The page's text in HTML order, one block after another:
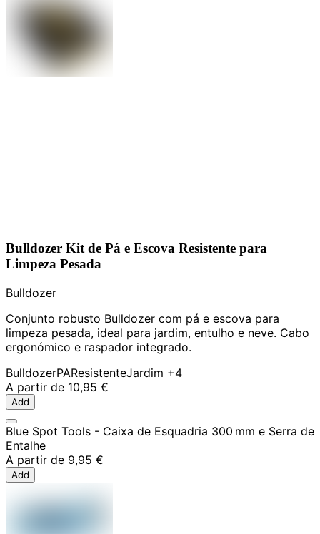
Bulldozer Kit de Pá e Escova Resistente para
Limpeza Pesada
Bulldozer
Conjunto robusto Bulldozer com pá e escova para
limpeza pesada, ideal para jardim, entulho e neve. Cabo
ergonómico e raspador integrado.
BulldozerPAResistenteJardim +4
A partir de 10,95 €
Add
Blue Spot Tools - Caixa de Esquadria 300 mm e Serra de
Entalhe
A partir de 9,95 €
Add